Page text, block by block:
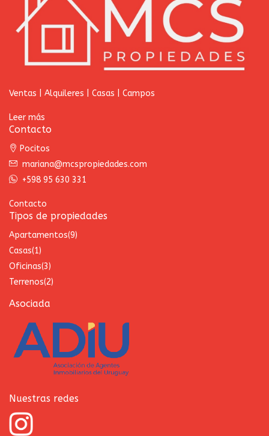
Ventas | Alquileres | Casas | Campos
Leer más
Contacto
Pocitos
mariana@mcspropiedades.com
+598 95 630 331
Contacto
Tipos de propiedades
Apartamentos(9)
Casas(1)
Oficinas(3)
Terrenos(2)
Asociada
Nuestras redes